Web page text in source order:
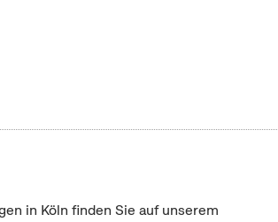
in Köln finden Sie auf unserem